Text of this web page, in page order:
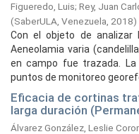
Figueredo, Luis; Rey, Juan
(SaberULA, Venezuela, 2018)
Con el objeto de analizar
Aeneolamia varia
en campo fue trazada.
puntos de monitoreo
Eficacia de cortinas
larga duración
Álvarez González, Leslie